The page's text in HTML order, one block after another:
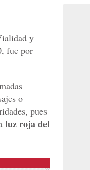
y
fue por
o
pues
luz roja del